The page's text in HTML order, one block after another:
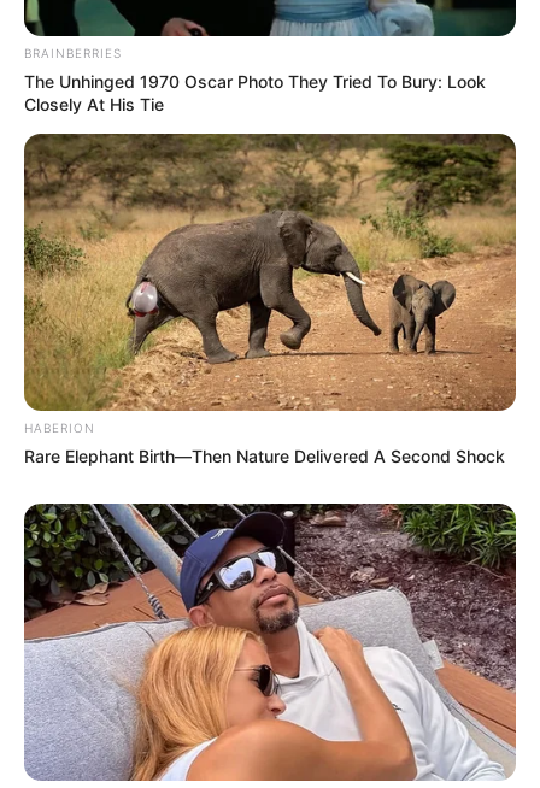
Hotels in Darmstadt
www.darmstadt.de
Kauf- und Lesetipps:Reiseführer Darmstadt
Hier kann auch eineVeranstaltung für Darmstadt
eingetragenwerden.
Hotel Darmstadthierbuchen
Deutschlandweit Veranstaltung kostenlos
Die Angaben auf dieser Seite erfolgen ohne Gewähr.
BRAINBERRIES
The Unhinged 1970 Oscar Photo They Tried To Bury: Look
Closely At His Tie
HABERION
Rare Elephant Birth—Then Nature Delivered A Second Shock